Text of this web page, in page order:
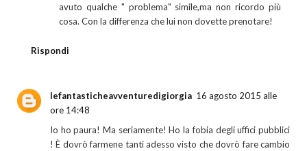
avuto qualche " problema" simile,ma non ricordo più
cosa. Con la differenza che lui non dovette prenotare!
Rispondi
lefantasticheavventuredigiorgia 16 agosto 2015 alle
ore 14:48
Io ho paura! Ma seriamente! Ho la fobia degli uffici pubblici
! È dovrò farmene tanti adesso visto che dovrò fare cambio